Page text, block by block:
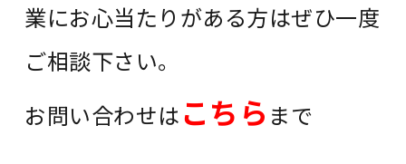
業にお心当たりがある方はぜひ一度
ご相談下さい。
お問い合わせはこちら まで